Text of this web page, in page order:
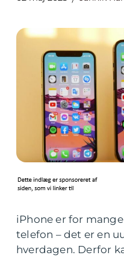
iPhone er for
telefon – det er en
hverdagen. Derfor